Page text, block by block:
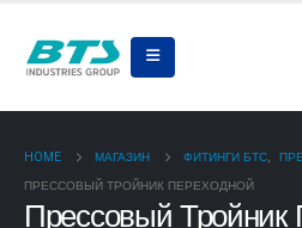
HOME МАГАЗИН ФИТИНГИ БТС,
ПРЕССОВЫЙ ТРОЙНИК ПЕРЕХОДНОЙ